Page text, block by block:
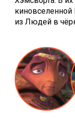
киновселенной
из Людей в